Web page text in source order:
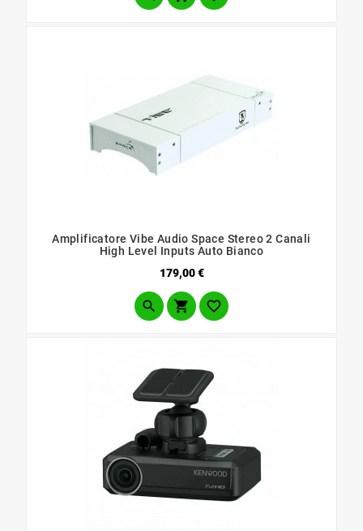
Amplificatore Vibe Audio Space Stereo 2 Canali
High Level Inputs Auto Bianco
179,00 €Prezzo
  